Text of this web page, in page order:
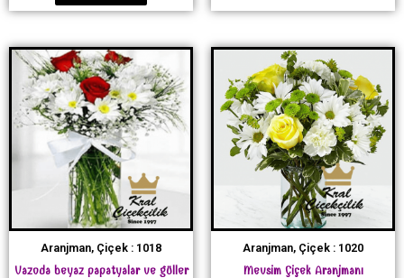
Aranjman, Çiçek : 1018
Vazoda beyaz papatyalar ve güller
Aranjman, Çiçek : 1020
Mevsim Çiçek Aranjmanı